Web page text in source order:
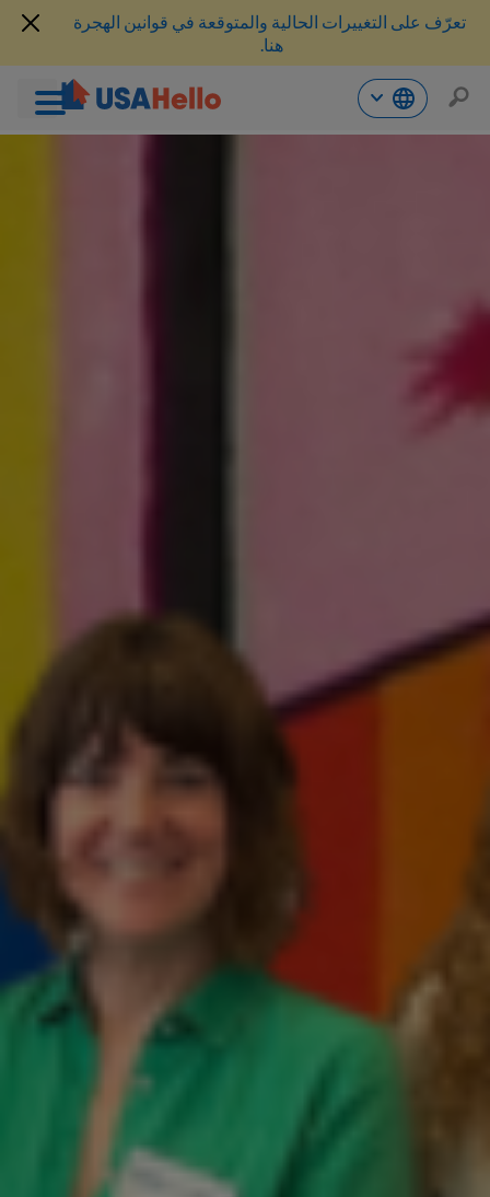
تخطي
تعرّف على التغييرات الحالية والمتوقعة في قوانين الهجرة
هنا.